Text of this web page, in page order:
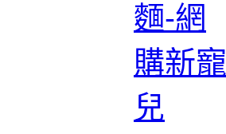
麵-網
購新寵
兒